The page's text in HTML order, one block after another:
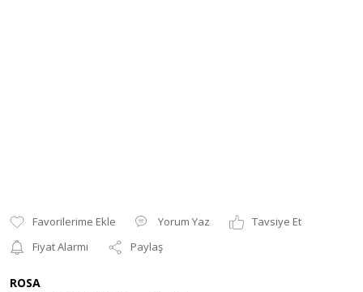
Yorum Yaz
Tavsiye Et
Fiyat Alarmı
Paylaş
ROSA